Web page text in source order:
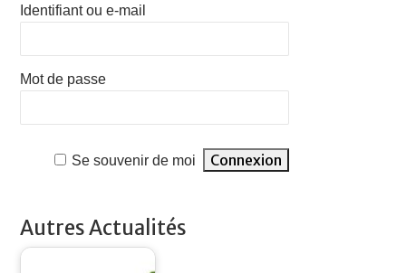
Identifiant ou e-mail
Mot de passe
Se souvenir de moi
Autres Actualités